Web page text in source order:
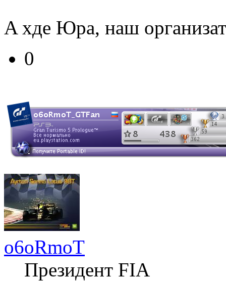
A хде Юра, наш
0
o6oRmoT
Президент FIA